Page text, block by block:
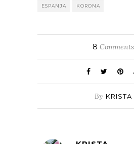
ESPANJA KORONA
8 Comments
By KRISTA